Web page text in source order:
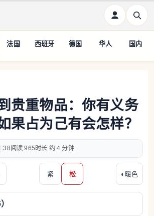
法国 西班牙 德国 华人 国内
贵重物品：你有义务
果占为己有会怎样？
965 约 4 分钟
紧 松 ◐ 暖色
）